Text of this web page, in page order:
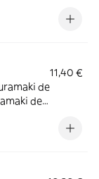
11,40 €
de
de